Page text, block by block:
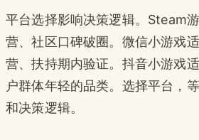
平台选择影响决策逻辑。Steam
营、社区口碑破圈。微信小游戏
营、扶持期内验证。抖音小游戏
户群体年轻的品类。选择平台，
和决策逻辑。